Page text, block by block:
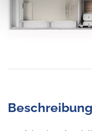
Beschreibung